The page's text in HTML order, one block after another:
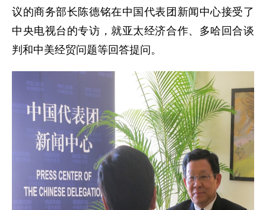
议的商务部长陈德铭在中国代表团新闻中心接受了
中央电视台的专访，就亚太经济合作、多哈回合谈
判和中美经贸问题等回答提问。